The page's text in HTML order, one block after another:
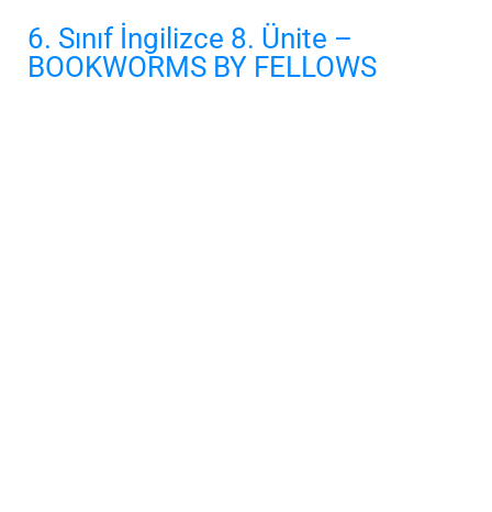
6. Sınıf İngilizce 8. Ünite –
BOOKWORMS BY FELLOWS